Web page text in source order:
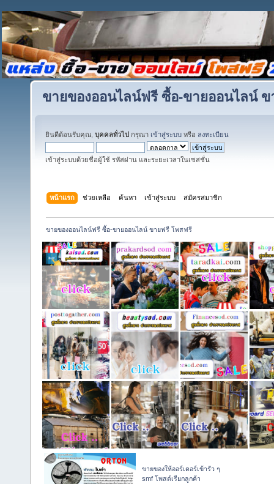
ขายของออนไลน์ฟรี ซื้อ-ขายออนไลน์
ยินดีต้อนรับคุณ, บุคคลทั่วไป กรุณา เข้าสู่ระบบ หรือ ลงทะเบียน
เข้าสู่ระบบด้วยชื่อผู้ใช้ รหัสผ่าน และระยะเวลาในเซสชั่น
หน้าแรก ช่วยเหลือ ค้นหา เข้าสู่ระบบ สมัครสมาชิก
ขายของออนไลน์ฟรี ซื้อ-ขายออนไลน์ ขายฟรี โพสฟรี
ขายของให้ออร์เดอร์เข้ารัว ๆ
smf โพสต์เรียกลูกค้า